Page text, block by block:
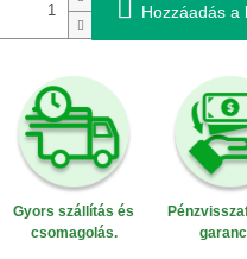
Hozzáadás a
Gyors szállítás és
csomagolás.